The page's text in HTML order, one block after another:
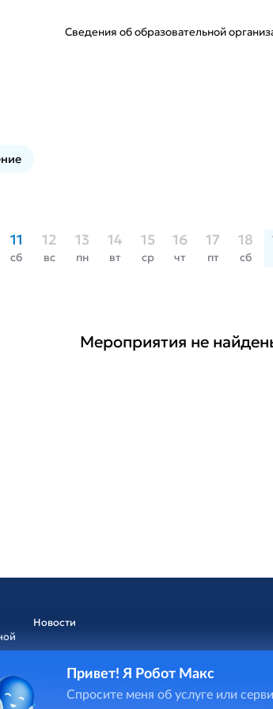
Сведения об образовательной
11
сб
12
вс
13
пн
14
вт
15
ср
16
чт
17
пт
18
сб
Мероприятия не
Новости
ГИС Cпорт
Привет! Я Робот Макс
Спросите меня об услуге или